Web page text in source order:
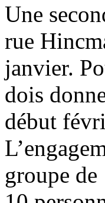
Une
rue
janvier.
dois
début
groupe de